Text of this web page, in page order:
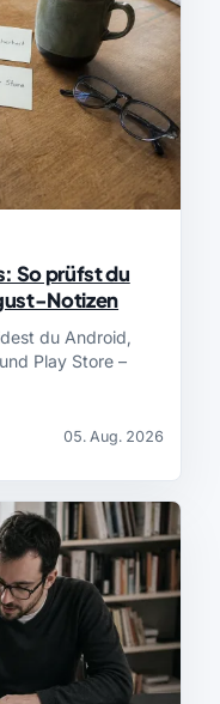
So prüfst du
Notizen
du Android,
Play Store –
05. Aug. 2026